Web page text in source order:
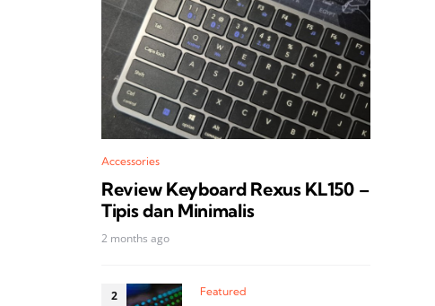
Accessories
Review Keyboard Rexus KL150 –
Tipis dan Minimalis
2 months ago
Featured